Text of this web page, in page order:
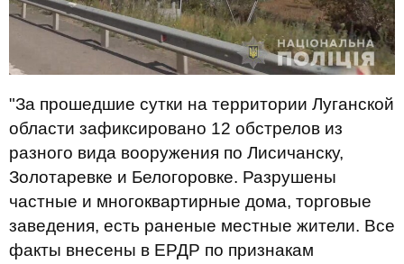
"За прошедшие сутки на территории Луганской
области зафиксировано 12 обстрелов из
разного вида вооружения по Лисичанску,
Золотаревке и Белогоровке. Разрушены
частные и многоквартирные дома, торговые
заведения, есть раненые местные жители. Все
факты внесены в ЕРДР по признакам